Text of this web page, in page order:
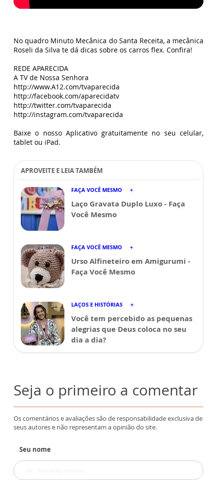
No quadro Minuto Mecânica do Santa Receita, a mecânica
Roseli da Silva te dá dicas sobre os carros flex. Confira!
REDE APARECIDA
A TV de Nossa Senhora
http://www.A12.com/tvaparecida
http://facebook.com/aparecidatv
http://twitter.com/tvaparecida
http://instagram.com/tvaparecida
Baixe o nosso Aplicativo gratuitamente no seu celular,
tablet ou iPad.
APROVEITE E LEIA TAMBÉM
FAÇA VOCÊ MESMO
Laço Gravata Duplo Luxo - Faça
Você Mesmo
FAÇA VOCÊ MESMO
Urso Alfineteiro em Amigurumi -
Faça Você Mesmo
LAÇOS E HISTÓRIAS
Você tem percebido as pequenas
alegrias que Deus coloca no seu
dia a dia?
Seja o primeiro a comentar
Os comentários e avaliações são de responsabilidade exclusiva de
seus autores e não representam a opinião do site.
Seu nome